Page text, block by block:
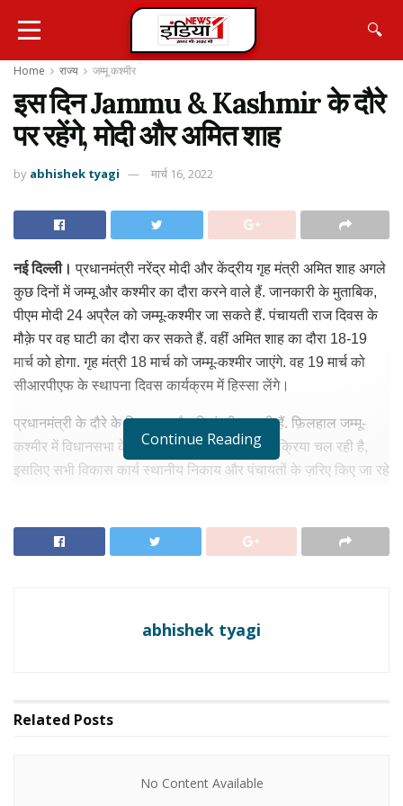
🔍
Home राज्य जम्मू कश्मीर
इस दिन Jammu & Kashmir के दौरे
पर रहेंगे, मोदी और अमित शाह
by abhishek tyagi मार्च 16, 2022
नई दिल्ली।प्रधानमंत्री नरेंद्र मोदी और केंद्रीय गृह मंत्री अमित शाह अगले
कुछ दिनों में जम्मू और कश्मीर का दौरा करने वाले हैं. जानकारी के मुताबिक,
पीएम मोदी 24 अप्रैल को जम्मू-कश्मीर जा सकते हैं. पंचायती राज दिवस के
मौक़े पर वह घाटी का दौरा कर सकते हैं. वहीं अमित शाह का दौरा 18-19
मार्च को होगा. गृह मंत्री 18 मार्च को जम्मू-कश्मीर जाएंगे. वह 19 मार्च को
सीआरपीएफ के स्थापना दिवस कार्यक्रम में हिस्सा लेंगे।
प्रधानमंत्री के दौरे के लिए खास तैयारियां की जा रही हैं. फ़िलहाल जम्मू-
कश्मीर में विधानसभा के गठन के लिए परिसीमन की प्रक्रिया चल रही है,
इसलिए सभी विकास कार्य स्थानीय निकाय और पंचायतों के ज़रिए किए जा रहे
RELATED NEWS
No Content Available
देशभर के राज्यों के पंचायती राज से जुड़े मंत्री और अधिकारीयों का सीधा
Continue Reading
abhishek tyagi
Related Posts
No Content Available